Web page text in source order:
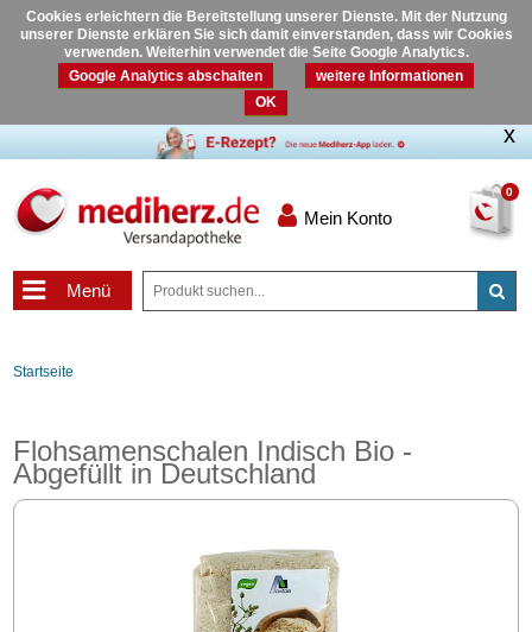
Cookies erleichtern die Bereitstellung unserer Dienste. Mit der Nutzung
unserer Dienste erklären Sie sich damit einverstanden, dass wir Cookies
verwenden. Weiterhin verwendet die Seite Google Analytics.
Google Analytics abschalten
weitere Informationen
OK
0
Mein Konto
Menü
Startseite
Flohsamenschalen Indisch Bio -
Abgefüllt in Deutschland